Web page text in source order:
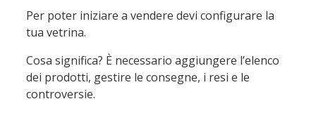
Per poter iniziare a vendere devi configurare la
tua vetrina.
Cosa significa? È necessario aggiungere l’elenco
dei prodotti, gestire le consegne, i resi e le
controversie.